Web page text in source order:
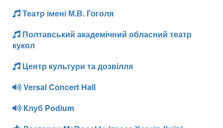
Театр імені М.В. Гоголя
Полтавський академічний обласний театр
кукол
Центр культури та дозвілля
Versal Concert Hall
Клуб Podium